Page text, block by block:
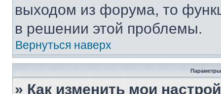
выходом из форума, то
в решении этой проблемы.
Вернуться наверх
Параметры
» Как изменить мои